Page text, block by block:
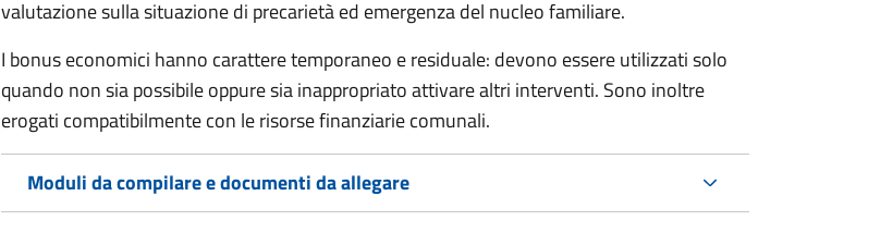
valutazione sulla situazione di precarietà ed emergenza del nucleo familiare.
I bonus economici hanno carattere temporaneo e residuale: devono essere utilizzati solo
quando non sia possibile oppure sia inappropriato attivare altri interventi. Sono inoltre
erogati compatibilmente con le risorse finanziarie comunali.
Moduli da compilare e documenti da allegare